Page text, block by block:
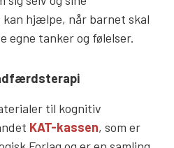
kan hjælpe, når barnet skal
tanker og følelser.
til kognitiv
KAT-kassen, som er